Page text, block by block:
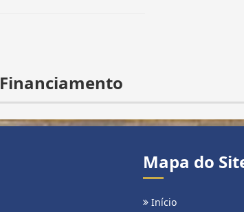
Financiamento
Mapa do
Início